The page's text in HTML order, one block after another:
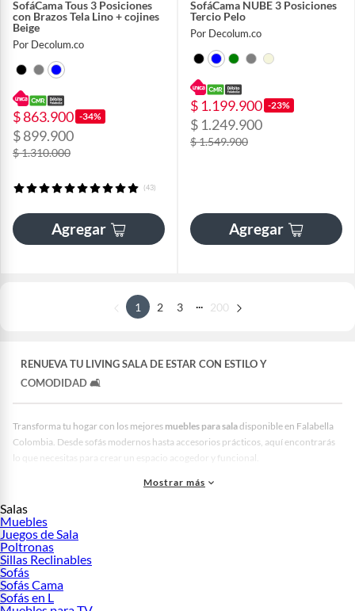
SofáCama Tous 3 Posiciones
con Brazos Tela Lino + cojines
Beige
Por Decolum.co
$ 863.900 -34%
$ 899.900
$ 1.310.000
(43)
Agregar
SofáCama NUBE 3 Posiciones
Tercio Pelo
Por Decolum.co
$ 1.199.900 -23%
$ 1.249.900
$ 1.549.900
Agregar
1 2 3 ... 200
RENUEVA TU LIVING SALA DE ESTAR CON ESTILO Y
COMODIDAD 🛋️
Transforma tu hogar con los mejores muebles para saladisponible en Falabella
Colombia. Desde sofás modernos hasta accesorios prácticos, aquí encontrarás
lo que necesitas para crear un espacio acogedor y funcional.
Amplia variedad: Descubre desdemuebles de sala
sin interés con tarjeta Falabella CMR.
Flexibilidad: Disfruta de 30 días para devoluciones y opciones de
tienda
Si buscas comodidad en casa, los productos que ofrece Falabella son ideales. Los
muebles falabella
cuero y tejidos resistentes, listos para tu día a día. El envió es rápido y seguro a
Mostrar más
Salas
Muebles
Juegos de Sala
Poltronas
Sillas Reclinables
Sofás
Sofás Cama
Sofás en L